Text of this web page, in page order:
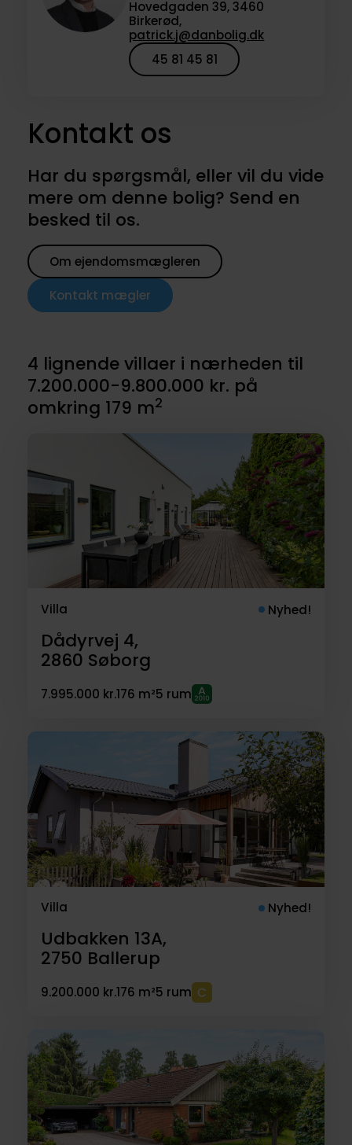
Hovedgaden 39, 3460
Birkerød,
patrick.j@danbolig.dk
45 81 45 81
Kontakt os
Har du spørgsmål, eller vil du vide
mere om denne bolig? Send en
besked til os.
Om ejendomsmægleren
Kontakt mægler
4 lignende villaer i nærheden til
7.200.000-9.800.000 kr. på
omkring 179 m2
Villa Nyhed!
Dådyrvej 4,
2860 Søborg
7.995.000 kr.176 m²5 rum
Villa Nyhed!
Udbakken 13A,
2750 Ballerup
9.200.000 kr.176 m²5 rum